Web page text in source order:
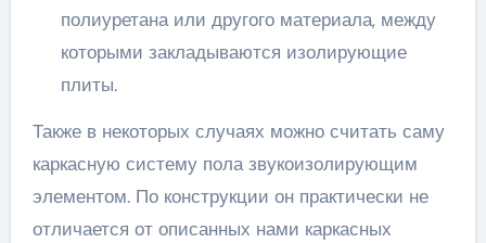
полиуретана или другого материала, между
которыми закладываются изолирующие
плиты.
Также в некоторых случаях можно считать саму
каркасную систему пола звукоизолирующим
элементом. По конструкции он практически не
отличается от описанных нами каркасных